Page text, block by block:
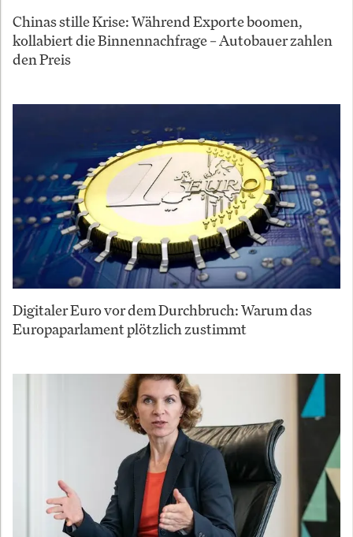
Chinas stille Krise: Während Exporte boomen,
kollabiert die Binnennachfrage – Autobauer zahlen
den Preis
Digitaler Euro vor dem Durchbruch: Warum das
Europaparlament plötzlich zustimmt